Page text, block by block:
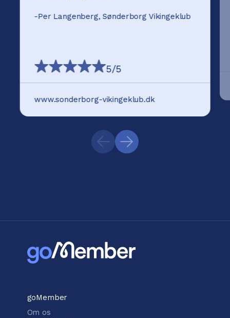
-Per Langenberg, Sønderborg Vikingeklub
5/5
www.sonderborg-vikingeklub.dk
goMember
Om os